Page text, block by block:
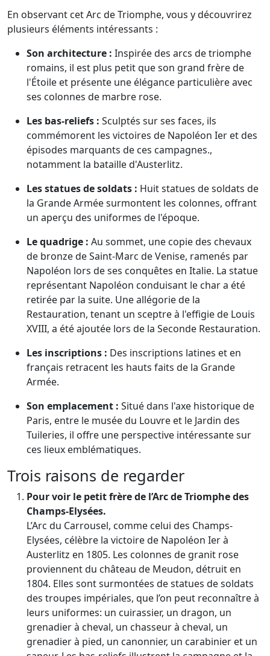
En observant cet Arc de Triomphe, vous y découvrirez
plusieurs éléments intéressants :
Son architecture : Inspirée des arcs de triomphe
romains, il est plus petit que son grand frère de
l'Étoile et présente une élégance particulière avec
ses colonnes de marbre rose.
Les bas-reliefs : Sculptés sur ses faces, ils
commémorent les victoires de Napoléon Ier et des
épisodes marquants de ces campagnes.,
notamment la bataille d'Austerlitz.
Les statues de soldats : Huit statues de soldats de
la Grande Armée surmontent les colonnes, offrant
un aperçu des uniformes de l'époque.
Le quadrige : Au sommet, une copie des chevaux
de bronze de Saint-Marc de Venise, ramenés par
Napoléon lors de ses conquêtes en Italie. La statue
représentant Napoléon conduisant le char a été
retirée par la suite. Une allégorie de la
Restauration, tenant un sceptre à l'effigie de Louis
XVIII, a été ajoutée lors de la Seconde Restauration.
Les inscriptions : Des inscriptions latines et en
français retracent les hauts faits de la Grande
Armée.
Son emplacement : Situé dans l'axe historique de
Paris, entre le musée du Louvre et le Jardin des
Tuileries, il offre une perspective intéressante sur
ces lieux emblématiques.
Trois raisons de regarder
Pour voir le petit frère de l’Arc de Triomphe des
Champs-Elysées.
L’Arc du Carrousel, comme celui des Champs-
Elysées, célèbre la victoire de Napoléon Ier à
Austerlitz en 1805. Les colonnes de granit rose
proviennent du château de Meudon, détruit en
1804. Elles sont surmontées de statues de soldats
des troupes impériales, que l’on peut reconnaître à
leurs uniformes: un cuirassier, un dragon, un
grenadier à cheval, un chasseur à cheval, un
grenadier à pied, un canonnier, un carabinier et un